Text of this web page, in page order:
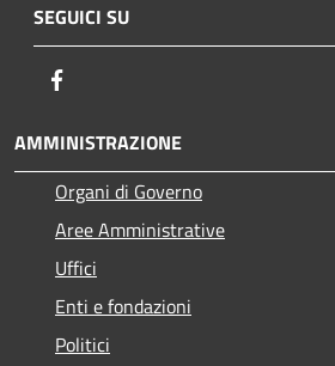
SEGUICI SU
AMMINISTRAZIONE
Organi di Governo
Aree Amministrative
Uffici
Enti e fondazioni
Politici